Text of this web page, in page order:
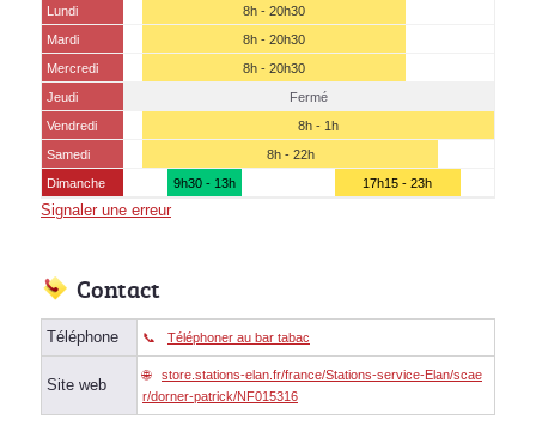
Lundi
8h - 20h30
Mardi
8h - 20h30
Mercredi
8h - 20h30
Jeudi
Fermé
Vendredi
8h - 1h
Samedi
8h - 22h
Dimanche
9h30 - 13h 17h15 - 23h
Signaler une erreur
Contact
Téléphone Téléphoner au bar tabac
Site web
store.stations-elan.fr/france/Stations-service-Elan/scae
r/dorner-patrick/NF015316